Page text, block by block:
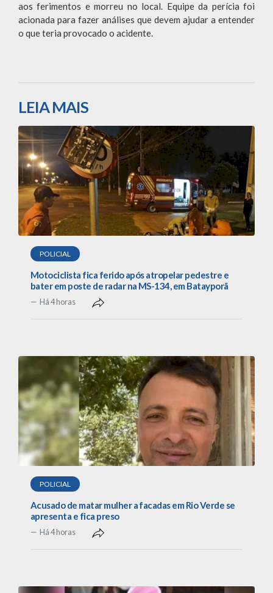
aos ferimentos e morreu no local. Equipe da perícia foi
acionada para fazer análises que devem ajudar a entender
o que teria provocado o acidente.
LEIA MAIS
POLICIAL
Motociclista fica ferido após atropelar pedestre e
bater em poste de radar na MS-134, em Batayporã
Há 4 horas
POLICIAL
Acusado de matar mulher a facadas em Rio Verde se
apresenta e fica preso
Há 4 horas